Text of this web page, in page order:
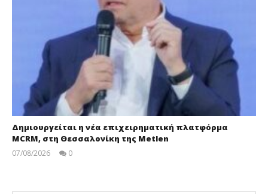
Δημιουργείται η νέα επιχειρηματική πλατφόρμα
MCRM, στη Θεσσαλονίκη της Metlen
07/08/2026
0